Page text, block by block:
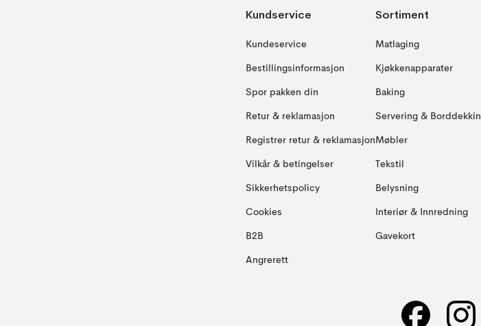
Kundservice
Kundeservice
Bestillingsinformasjon
Spor pakken din
Retur & reklamasjon
Registrer retur & reklamasjon
Vilkår & betingelser
Sikkerhetspolicy
Cookies
B2B
Angrerett
Sortiment
Matlaging
Kjøkkenapparater
Baking
Servering &
Møbler
Tekstil
Belysning
Interiør & Innredning
Gavekort